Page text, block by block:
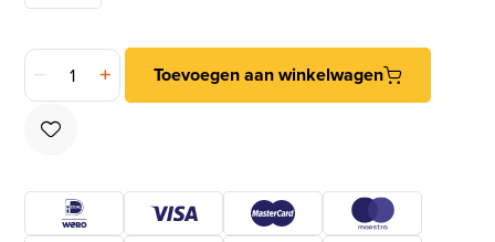
Differnz kapstok 3 haken rvs mat zwart aantal
Toevoegen aan winkelwagen